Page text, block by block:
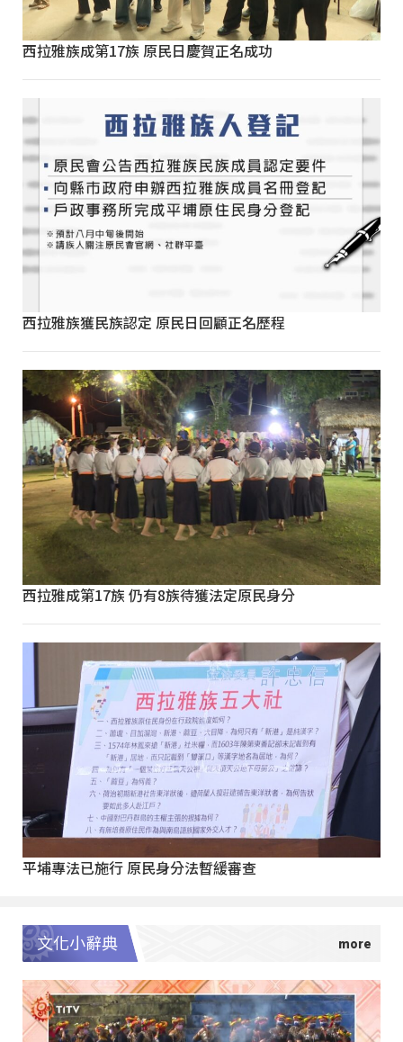
西拉雅族成第17族 原民日慶賀正名成功
西拉雅族獲民族認定 原民日回顧正名歷程
西拉雅成第17族 仍有8族待獲法定原民身分
平埔專法已施行 原民身分法暫緩審查
文化小辭典